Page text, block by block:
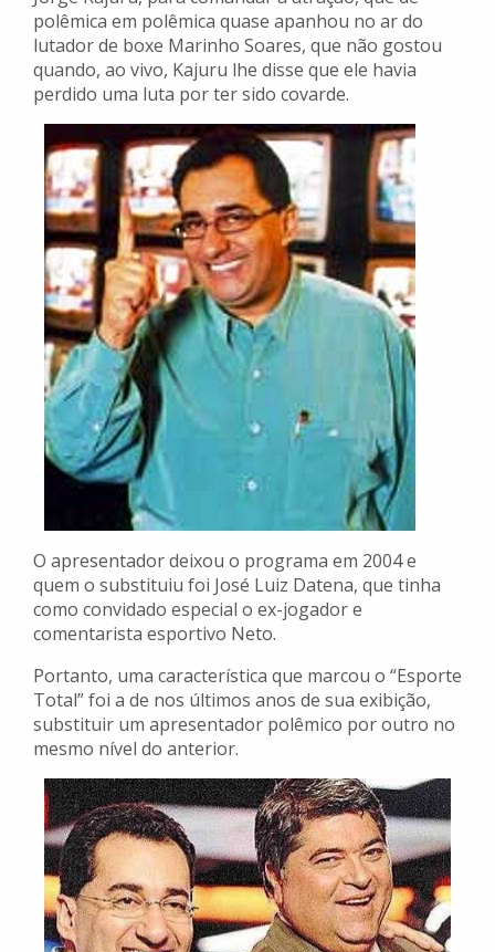
polêmica em polêmica quase apanhou no ar do
lutador de boxe Marinho Soares, que não gostou
quando, ao vivo, Kajuru lhe disse que ele havia
perdido uma luta por ter sido covarde.
O apresentador deixou o programa em 2004 e
quem o substituiu foi José Luiz Datena, que tinha
como convidado especial o ex-jogador e
comentarista esportivo Neto.
Portanto, uma característica que marcou o “Esporte
Total” foi a de nos últimos anos de sua exibição,
substituir um apresentador polêmico por outro no
mesmo nível do anterior.